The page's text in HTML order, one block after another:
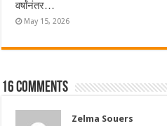
वर्षांनंतर…
May 15, 2026
16 comments
Zelma Souers